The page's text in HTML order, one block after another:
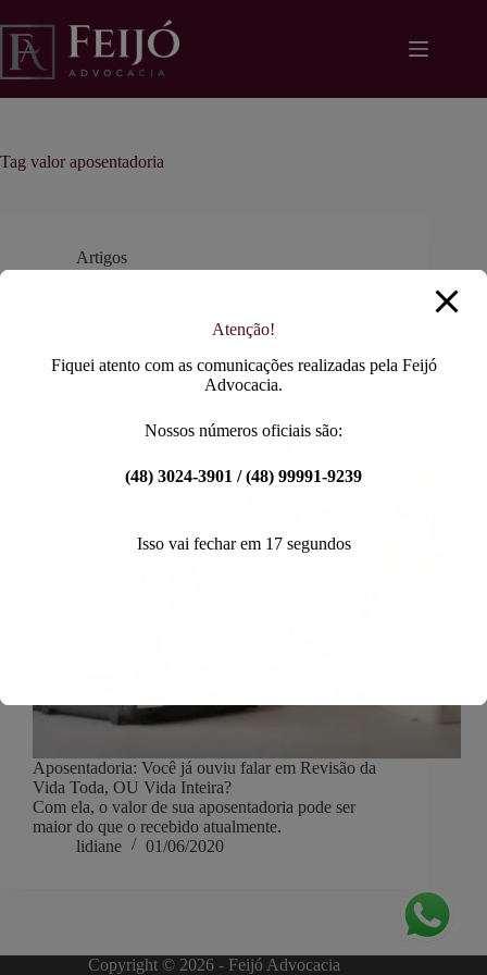
para
conteúdo
Tag valor aposentadoria
Artigos
Aposentadoria: Você já ouviu falar em Revisão da
Vida Toda, OU Vida Inteira?
Com ela, o valor de sua aposentadoria pode ser
maior do que o recebido atualmente.
lidiane
01/06/2020
Copyright © 2026 - Feijó Advocacia
Atenção!
Fiquei atento com as comunicações realizadas pela Feijó
Advocacia.
Nossos números oficiais são:
(48) 3024-3901 / (48) 99991-9239
Isso vai fechar em 17segundos